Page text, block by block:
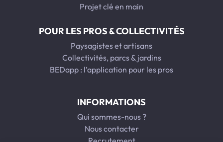
Projet clé en main
POUR LES PROS & COLLECTIVITÉS
Paysagistes et artisans
Collectivités, parcs & jardins
BEDapp : l’application pour les pros
INFORMATIONS
Qui sommes-nous ?
Nous contacter